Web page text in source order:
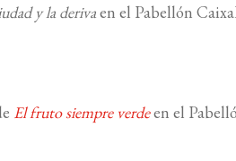
y la derivaen el Pabellón
El fruto siempre verdeen el